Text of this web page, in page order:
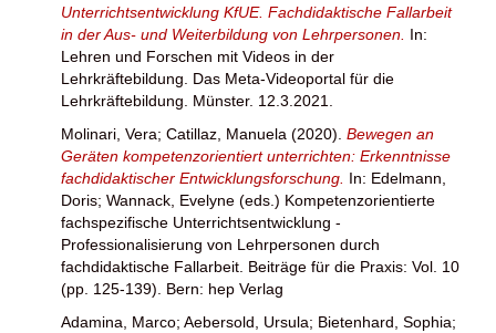
Unterrichtsentwicklung KfUE. Fachdidaktische Fallarbeit
in der Aus- und Weiterbildung von Lehrpersonen. In:
Lehren und Forschen mit Videos in der
Lehrkräftebildung. Das Meta-Videoportal für die
Lehrkräftebildung. Münster. 12.3.2021.
Molinari, Vera; Catillaz, Manuela (2020). Bewegen an
Geräten kompetenzorientiert unterrichten: Erkenntnisse
fachdidaktischer Entwicklungsforschung. In: Edelmann,
Doris; Wannack, Evelyne (eds.) Kompetenzorientierte
fachspezifische Unterrichtsentwicklung -
Professionalisierung von Lehrpersonen durch
fachdidaktische Fallarbeit. Beiträge für die Praxis: Vol. 10
(pp. 125-139). Bern: hep Verlag
Adamina, Marco; Aebersold, Ursula; Bietenhard, Sophia;